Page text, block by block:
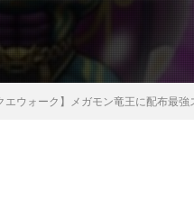
エウォーク】メガモン竜王に配布最